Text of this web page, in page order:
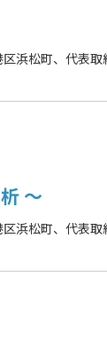
浜松町、代表取
～
浜松町、代表取